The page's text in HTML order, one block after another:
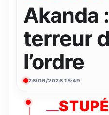
Akanda
terreur
l’ordre
26/06/2026 15:49